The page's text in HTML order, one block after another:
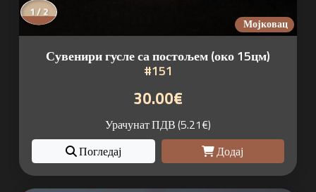
Мојковац
1 / 2
Сувенири гусле са постољем (око 15цм)
#151
30.00€
Урачунат ПДВ (5.21€)
Погледај
Додај